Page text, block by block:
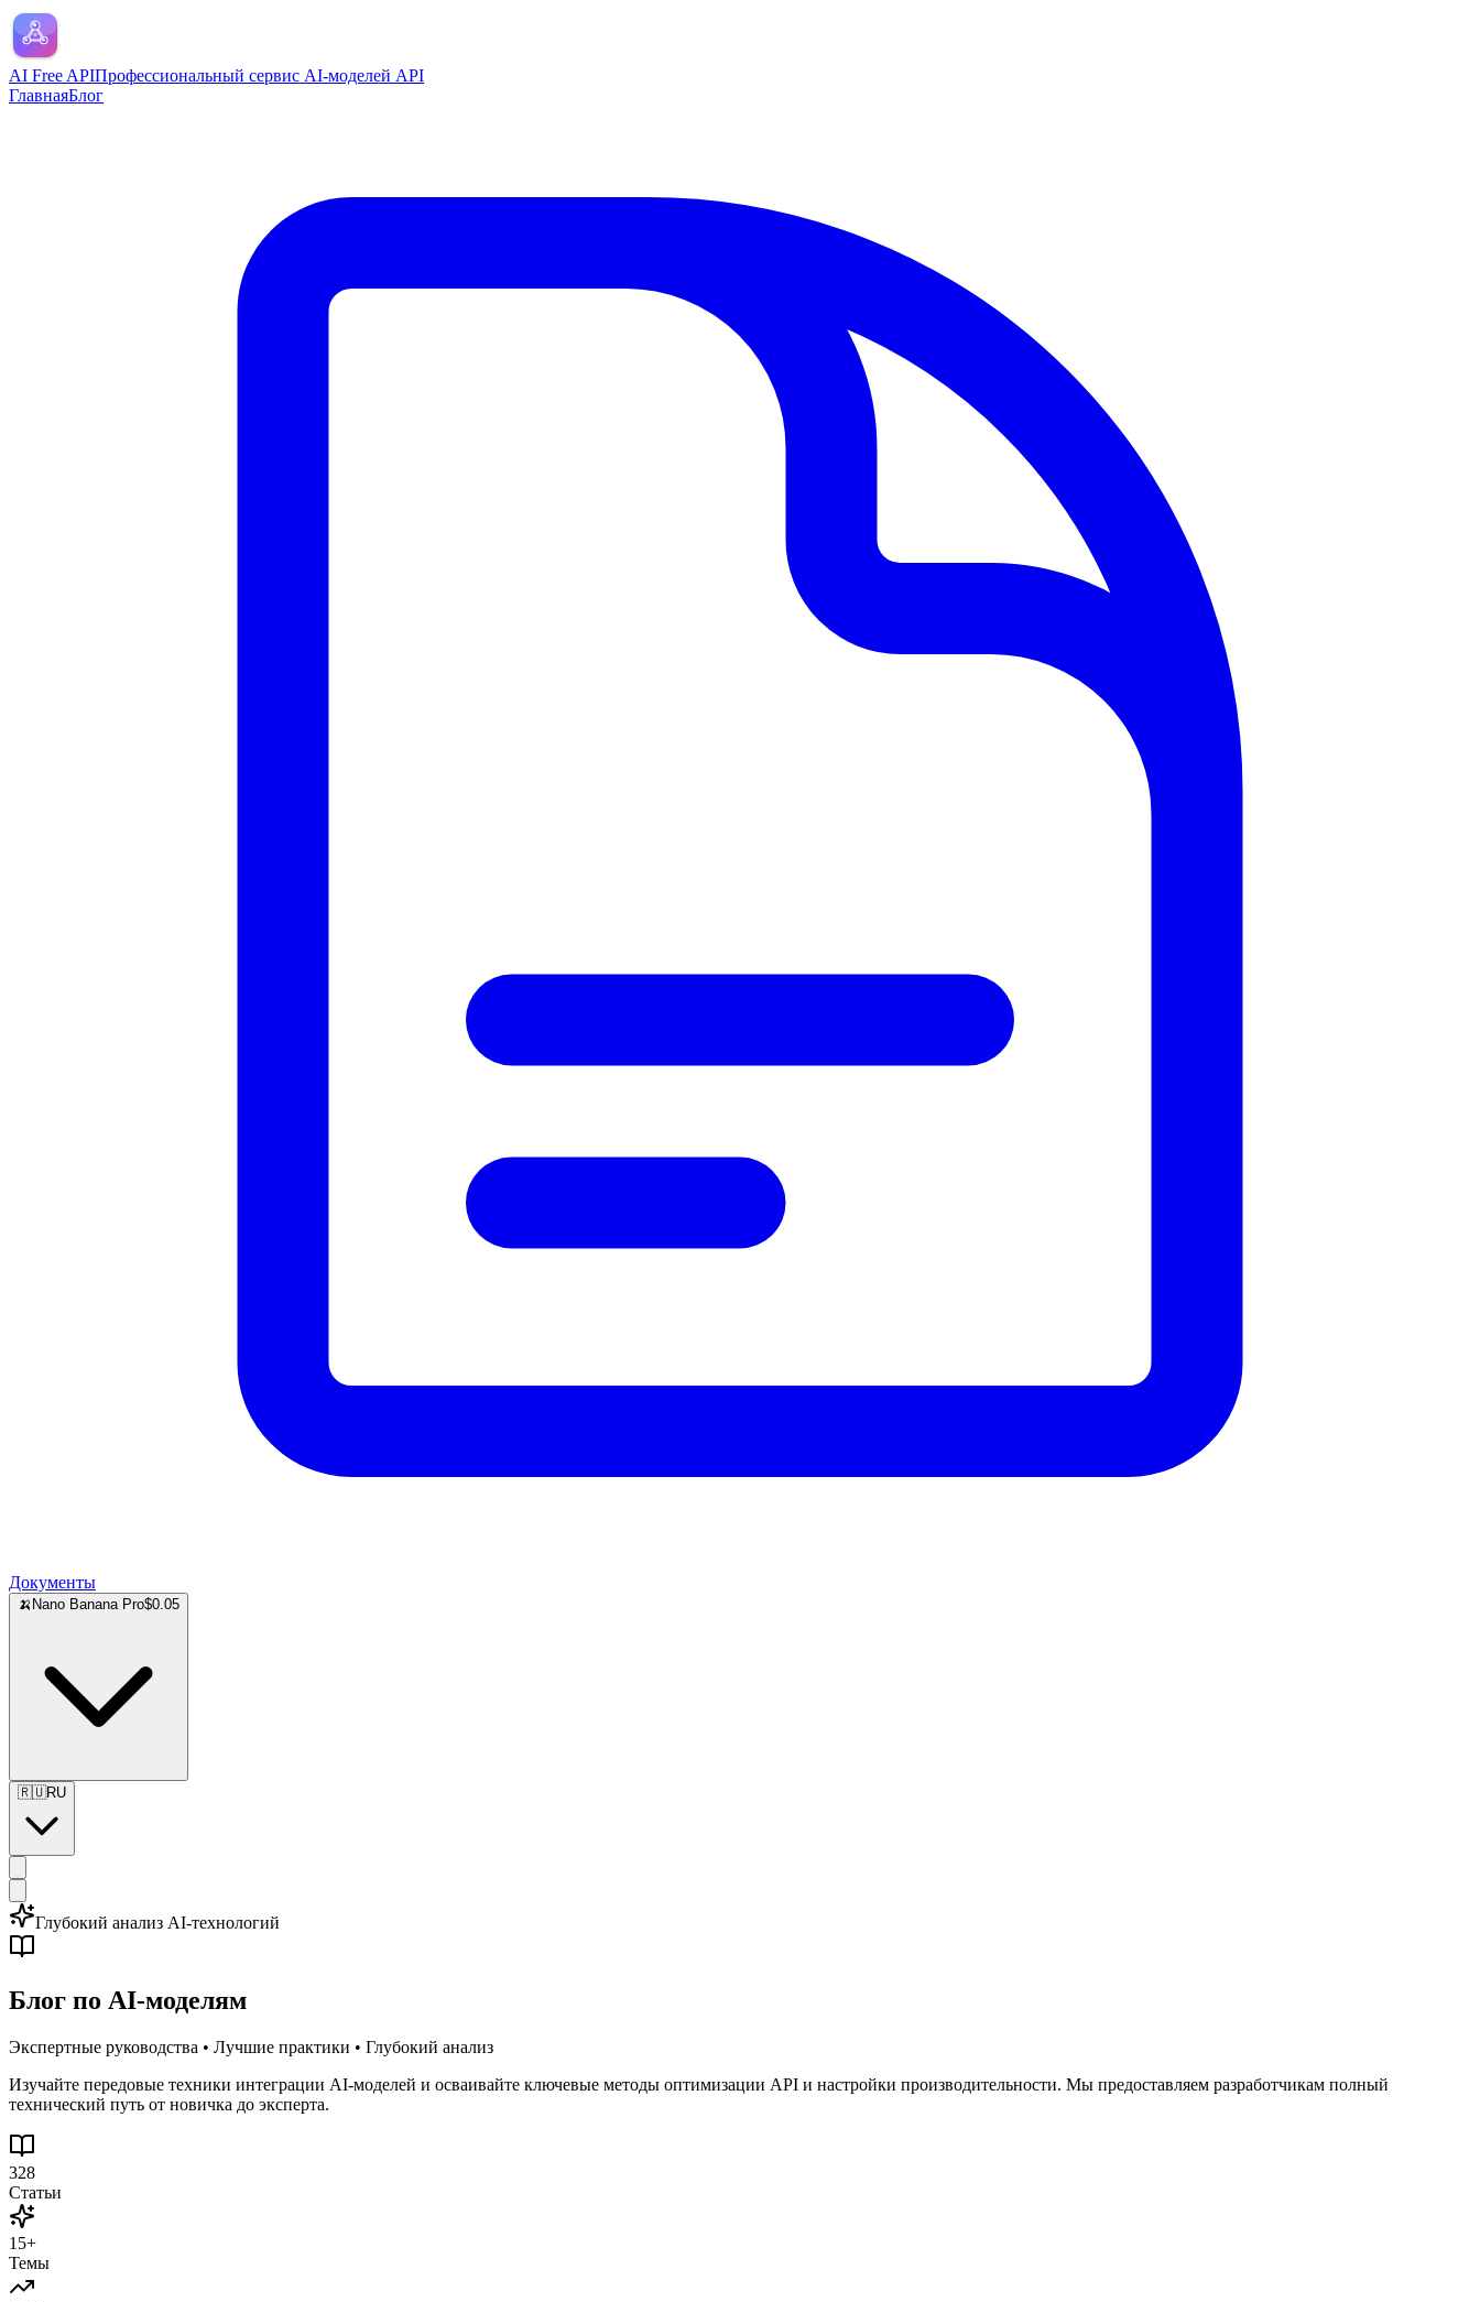
AI Free APIПрофессиональный сервис AI-моделей API
ГлавнаяБлог
Документы
🍌 Nano Banana Pro$0.05
🇷🇺RU
Глубокий анализ AI-технологий
Блог по AI-моделям
Экспертные руководства • Лучшие практики • Глубокий анализ
Изучайте передовые техники интеграции AI-моделей и осваивайте ключевые методы оптимизации API и настройки производительности. Мы предоставляем разработчикам полный
технический путь от новичка до эксперта.
328
Статьи
15+
Темы